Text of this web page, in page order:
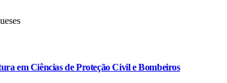
em Ciências de Proteção Civil e Bombeiros